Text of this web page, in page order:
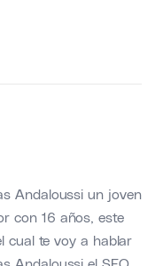
Andaloussi un joven
con 16 años, este
cual te voy a hablar